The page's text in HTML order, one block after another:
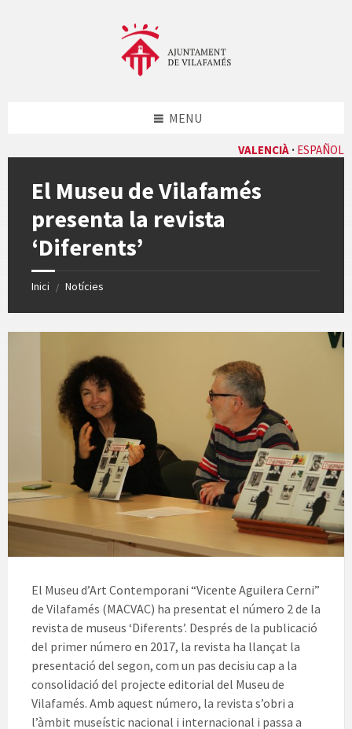
VALENCIÀ ESPAÑOL
MENU
El Museu de Vilafamés
presenta la revista
‘Diferents’
Inici / Notícies
El Museu d’Art Contemporani “Vicente Aguilera Cerni”
de Vilafamés (MACVAC) ha presentat el número 2 de la
revista de museus ‘Diferents’. Després de la publicació
del primer número en 2017, la revista ha llançat la
presentació del segon, com un pas decisiu cap a la
consolidació del projecte editorial del Museu de
Vilafamés. Amb aquest número, la revista s’obri a
l’àmbit museístic nacional i internacional i passa a